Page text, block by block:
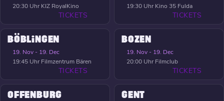
20:30 Uhr KIZ RoyalKino
TICKETS
19:30 Uhr Kino 35 Fulda
TICKETS
BÖBLINGEN
19. Nov - 19. Dec
19:45 Uhr Filmzentrum Bären
TICKETS
BOZEN
19. Nov - 19. Dec
20:00 Uhr Filmclub
TICKETS
OFFENBURG GENT